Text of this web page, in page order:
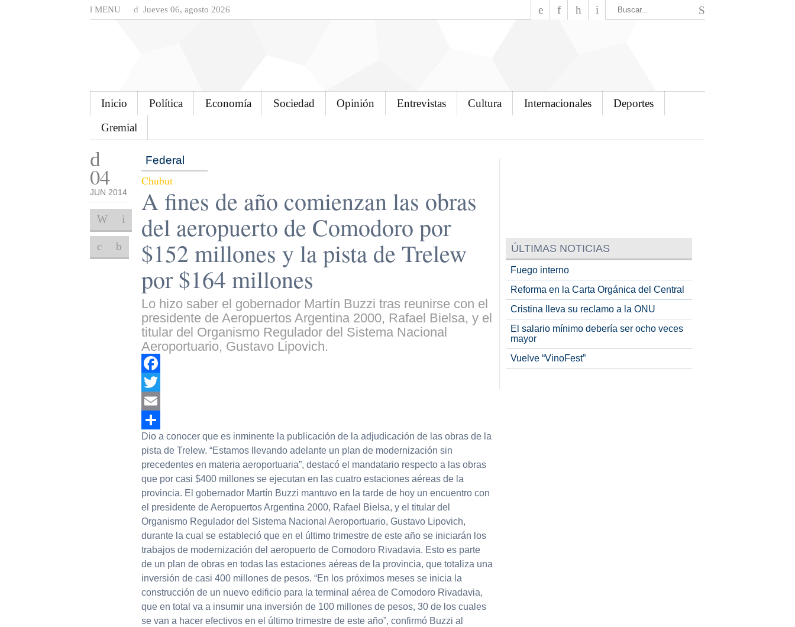
MENU Jueves 06, agosto 2026
Inicio Política Economía Sociedad Opinión Entrevistas Cultura Internacionales
Deportes
Gremial
04
JUN 2014
Federal
Chubut
A fines de año comienzan las obras
del aeropuerto de Comodoro por
$152 millones y la pista de Trelew
por $164 millones
Lo hizo saber el gobernador Martín Buzzi tras reunirse con el
presidente de Aeropuertos Argentina 2000, Rafael Bielsa, y el
titular del Organismo Regulador del Sistema Nacional
Aeroportuario, Gustavo Lipovich.
Facebook
Twitter
Email
Compartir
Dio a conocer que es inminente la publicación de la adjudicación de las obras de la
pista de Trelew. “Estamos llevando adelante un plan de modernización sin
precedentes en materia aeroportuaria”, destacó el mandatario respecto a las obras
que por casi $400 millones se ejecutan en las cuatro estaciones aéreas de la
provincia. El gobernador Martín Buzzi mantuvo en la tarde de hoy un encuentro con
el presidente de Aeropuertos Argentina 2000, Rafael Bielsa, y el titular del
Organismo Regulador del Sistema Nacional Aeroportuario, Gustavo Lipovich,
durante la cual se estableció que en el último trimestre de este año se iniciarán los
trabajos de modernización del aeropuerto de Comodoro Rivadavia. Esto es parte
de un plan de obras en todas las estaciones aéreas de la provincia, que totaliza una
inversión de casi 400 millones de pesos. “En los próximos meses se inicia la
construcción de un nuevo edificio para la terminal aérea de Comodoro Rivadavia,
que en total va a insumir una inversión de 100 millones de pesos, 30 de los cuales
se van a hacer efectivos en el último trimestre de este año”, confirmó Buzzi al
ÚLTIMAS NOTICIAS
Fuego interno
Reforma en la Carta Orgánica del Central
Cristina lleva su reclamo a la ONU
El salario mínimo debería ser ocho veces
mayor
Vuelve “VinoFest”